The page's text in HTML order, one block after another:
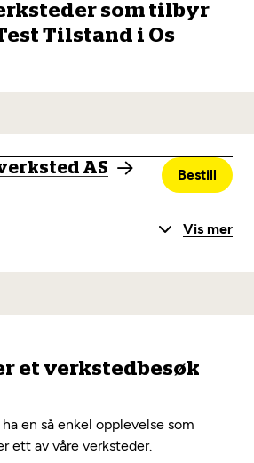
Fleet
som tilbyr
Tilstand i Os
AS Bestill
Vis mer
et verkstedbesøk
en så enkel opplevelse som
ett av våre verksteder.